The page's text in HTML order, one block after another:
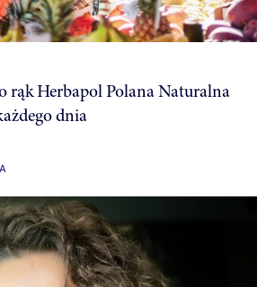
rąk Herbapol Polana Naturalna
dnia